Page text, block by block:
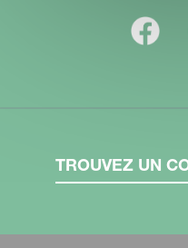
TROUVEZ UN